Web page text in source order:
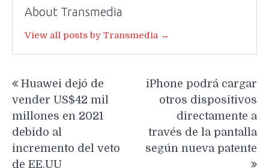
About Transmedia
View all posts by Transmedia →
de
entradas
Huawei dejó de
vender US$42 mil
millones en 2021
debido al
incremento del veto
de EE.UU
iPhone podrá cargar
otros dispositivos
directamente a
través de la pantalla
según nueva patente